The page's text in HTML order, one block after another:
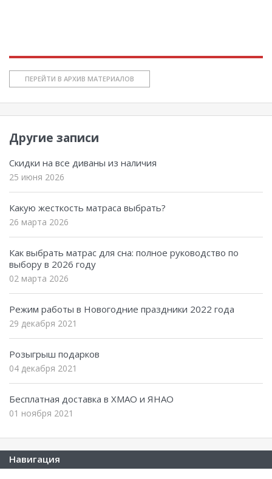
ПЕРЕЙТИ В АРХИВ МАТЕРИАЛОВ
Другие записи
Скидки на все диваны из наличия
25 июня 2026
Какую жесткость матраса выбрать?
26 марта 2026
Как выбрать матрас для сна: полное руководство по
выбору в 2026 году
02 марта 2026
Режим работы в Новогодние праздники 2022 года
29 декабря 2021
Розыгрыш подарков
04 декабря 2021
Бесплатная доставка в ХМАО и ЯНАО
01 ноября 2021
Навигация